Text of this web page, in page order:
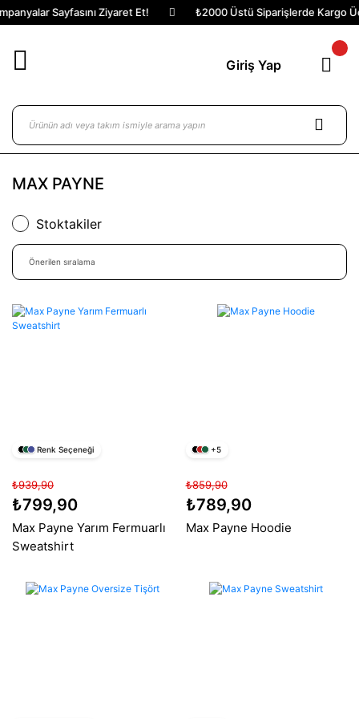
Sayfasını Ziyaret Et! ₺2000 Üstü Siparişlerde Kargo
Giriş Yap
MAX PAYNE
Stoktakiler
Renk Seçeneği
₺939,90
₺799,90
Max Payne Yarım Fermuarlı
Sweatshirt
+5
₺859,90
₺789,90
Max Payne Hoodie